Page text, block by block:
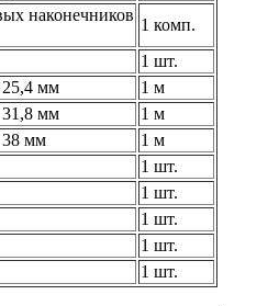
наконечников
1 комп.
1 шт.
25,4 мм
1 м
31,8 мм
1 м
38 мм
1 м
1 шт.
1 шт.
1 шт.
1 шт.
1 шт.